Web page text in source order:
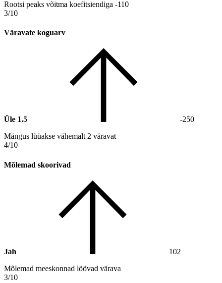
Rootsi peaks võitma koefitsiendiga -110
3/10
Väravate koguarv
Üle 1.5
-250
Mängus lüüakse vähemalt 2 väravat
4/10
Mõlemad skoorivad
Jah
102
Mõlemad meeskonnad löövad värava
3/10